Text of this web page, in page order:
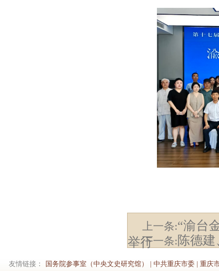
上一条:“渝台
举行下一条: 陈德
友情链接： 国务院参事室（中央文史研究馆） 中共重庆市委 重庆